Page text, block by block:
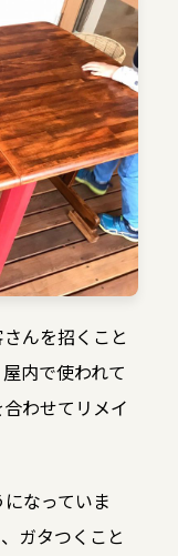
んを招くこと
内で使われて
わせてリメイ
なっていま
ガタつくこと